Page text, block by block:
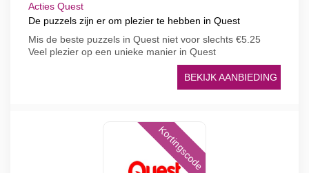
Acties Quest
De puzzels zijn er om plezier te hebben in Quest
Mis de beste puzzels in Quest niet voor slechts €5.25
Veel plezier op een unieke manier in Quest
BEKIJK AANBIEDING
Kortingscode